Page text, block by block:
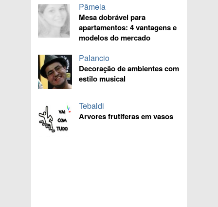
Pâmela
Mesa dobrável para
apartamentos: 4 vantagens e
modelos do mercado
Palancio
Decoração de ambientes com
estilo musical
Tebaldi
Arvores frutiferas em vasos